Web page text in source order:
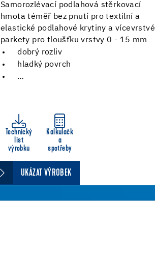
Samorozlévací podlahová stěrkovací
hmota téměř bez pnutí pro textilní a
elastické podlahové krytiny a vícevrstvé
parkety pro tloušťku vrstvy 0 - 15 mm
dobrý rozliv
hladký povrch
…
Technický
list
výrobku
Kalkulačk
a
spotřeby
UKÁZAT VÝROBEK